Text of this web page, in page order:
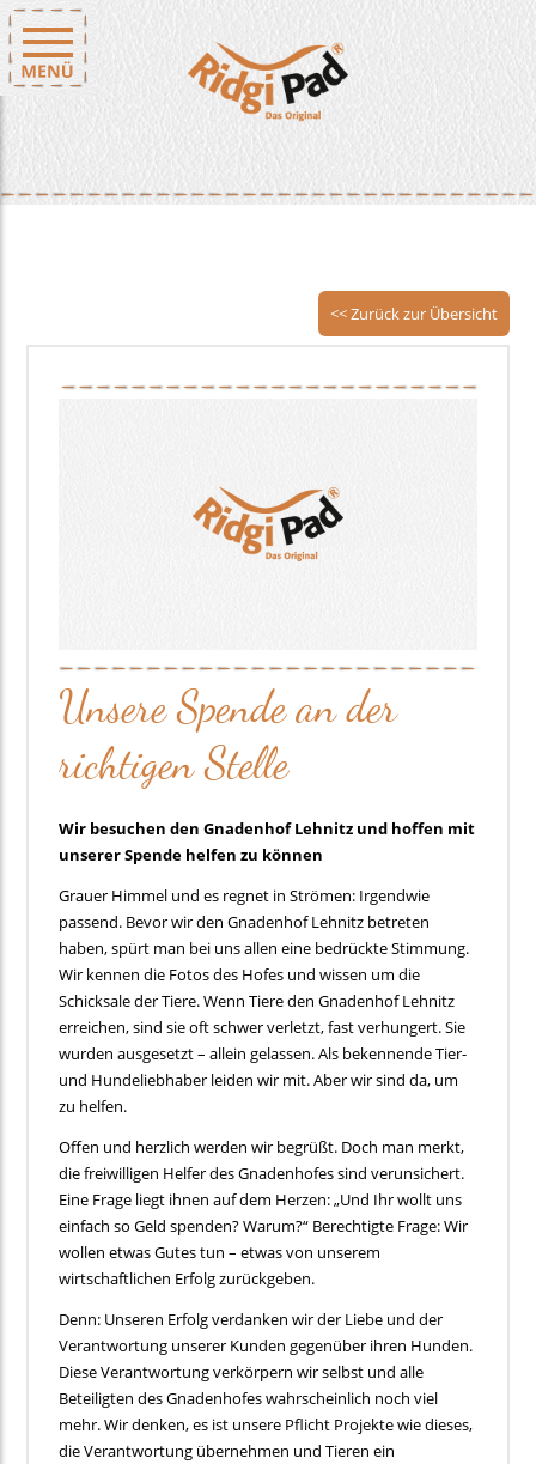
<< Zurück zur Übersicht
Unsere Spende an der
richtigen Stelle
Wir besuchen den Gnadenhof Lehnitz und hoffen mit
unserer Spende helfen zu können
Grauer Himmel und es regnet in Strömen: Irgendwie
passend. Bevor wir den Gnadenhof Lehnitz betreten
haben, spürt man bei uns allen eine bedrückte Stimmung.
Wir kennen die Fotos des Hofes und wissen um die
Schicksale der Tiere. Wenn Tiere den Gnadenhof Lehnitz
erreichen, sind sie oft schwer verletzt, fast verhungert. Sie
wurden ausgesetzt – allein gelassen. Als bekennende Tier-
und Hundeliebhaber leiden wir mit. Aber wir sind da, um
zu helfen.
Offen und herzlich werden wir begrüßt. Doch man merkt,
die freiwilligen Helfer des Gnadenhofes sind verunsichert.
Eine Frage liegt ihnen auf dem Herzen: „Und Ihr wollt uns
einfach so Geld spenden? Warum?“ Berechtigte Frage: Wir
wollen etwas Gutes tun – etwas von unserem
wirtschaftlichen Erfolg zurückgeben.
Denn: Unseren Erfolg verdanken wir der Liebe und der
Verantwortung unserer Kunden gegenüber ihren Hunden.
Diese Verantwortung verkörpern wir selbst und alle
Beteiligten des Gnadenhofes wahrscheinlich noch viel
mehr. Wir denken, es ist unsere Pflicht Projekte wie dieses,
die Verantwortung übernehmen und Tieren ein